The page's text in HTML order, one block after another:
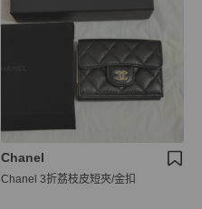
Chanel
Chanel 3折荔枝皮短夾/金扣